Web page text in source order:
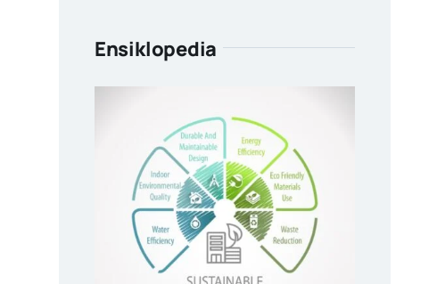
Ensiklopedia